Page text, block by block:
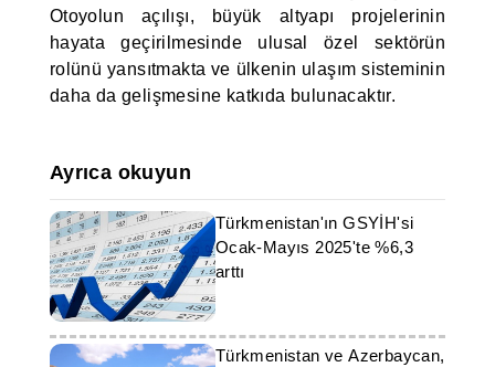
Otoyolun açılışı, büyük altyapı projelerinin
hayata geçirilmesinde ulusal özel sektörün
rolünü yansıtmakta ve ülkenin ulaşım sisteminin
daha da gelişmesine katkıda bulunacaktır.
Ayrıca okuyun
Türkmenistan'ın GSYİH'si
Ocak-Mayıs 2025'te %6,3
arttı
Türkmenistan ve Azerbaycan,